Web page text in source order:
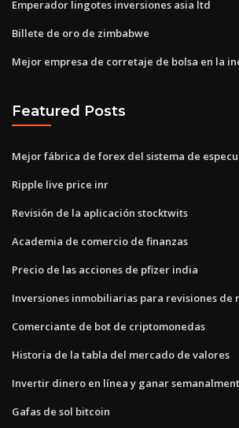
Emperador lingotes inversiones asia ltd
Billete de oro de zimbabwe
Mejor empresa de corretaje de bolsa en la
Featured Posts
Mejor fábrica de forex del sistema de
Ripple live price inr
Revisión de la aplicación stocktwits
Academia de comercio de finanzas
Precio de las acciones de pfizer india
Inversiones inmobiliarias para revisiones de
Comerciante de bot de criptomonedas
Historia de la tabla del mercado de valores
Invertir dinero en línea y ganar
Gafas de sol bitcoin